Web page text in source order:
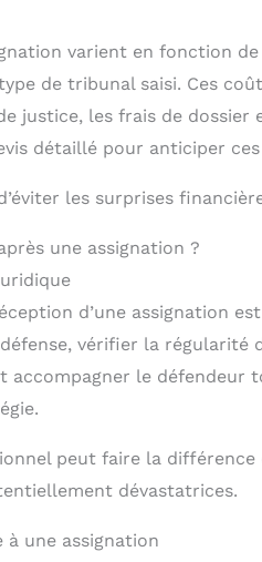
varient en fonction
de tribunal saisi. Ces
justice, les frais de dossier
détaillé pour anticiper ces
les surprises
une assignation ?
d’une assignation
vérifier la régularité
accompagner le défendeur
peut faire la
dévastatrices.
une assignation